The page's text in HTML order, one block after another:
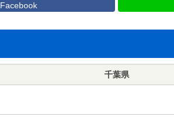
Facebook
千葉県